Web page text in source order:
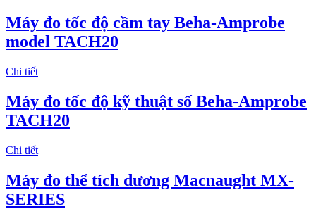
Máy đo tốc độ cầm tay Beha-Amprobe
model TACH20
Chi tiết
Máy đo tốc độ kỹ thuật số Beha-Amprobe
TACH20
Chi tiết
Máy đo thể tích dương Macnaught MX-
SERIES